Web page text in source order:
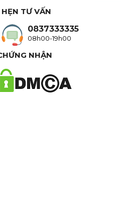
HẸN TƯ VẤN
0837333335
08h00-19h00
NHẬN